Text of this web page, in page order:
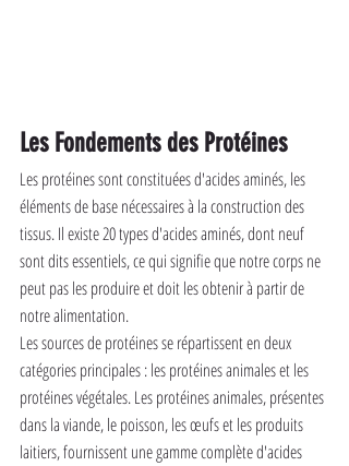
Les Fondements des Protéines
Les protéines sont constituées d'acides aminés, les
éléments de base nécessaires à la construction des
tissus. Il existe 20 types d'acides aminés, dont neuf
sont dits essentiels, ce qui signifie que notre corps ne
peut pas les produire et doit les obtenir à partir de
notre alimentation.
Les sources de protéines se répartissent en deux
catégories principales : les protéines animales et les
protéines végétales. Les protéines animales, présentes
dans la viande, le poisson, les œufs et les produits
laitiers, fournissent une gamme complète d'acides